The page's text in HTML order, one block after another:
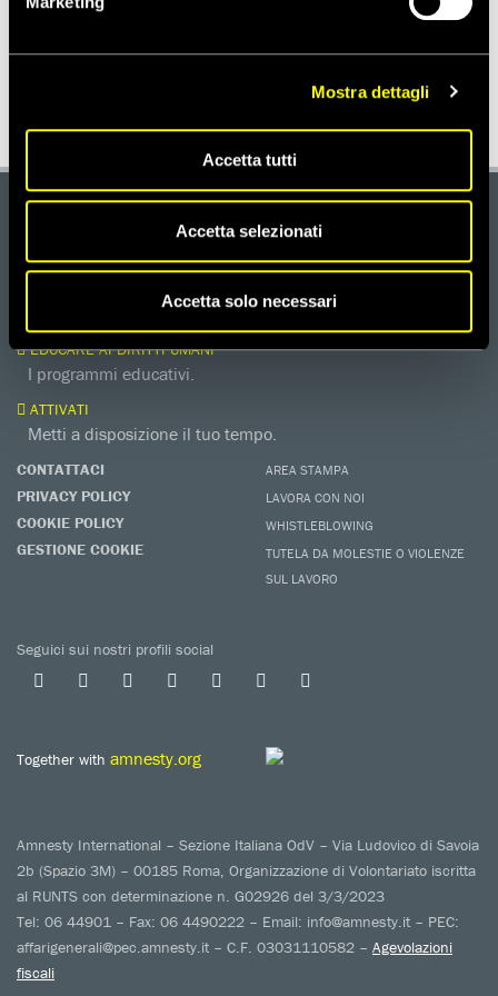
Mostra dettagli
Accetta tutti
Accetta selezionati
Accetta solo necessari
Aiutaci con una donazione, ora.
Difendi i diritti umani, in prima persona.
EDUCARE AI DIRITTI UMANI
I programmi educativi.
ATTIVATI
Metti a disposizione il tuo tempo.
CONTATTACI
PRIVACY POLICY
COOKIE POLICY
GESTIONE COOKIE
AREA STAMPA
LAVORA CON NOI
WHISTLEBLOWING
TUTELA DA MOLESTIE O VIOLENZE
SUL LAVORO
Seguici sui nostri profili social
Together with amnesty.org
Amnesty International – Sezione Italiana OdV – Via Ludovico di Savoia
2b (Spazio 3M) – 00185 Roma, Organizzazione di Volontariato iscritta
al RUNTS con determinazione n. G02926 del 3/3/2023
Tel: 06 44901 – Fax: 06 4490222 – Email: info@amnesty.it – PEC:
affarigenerali@pec.amnesty.it – C.F. 03031110582 – Agevolazioni
fiscali